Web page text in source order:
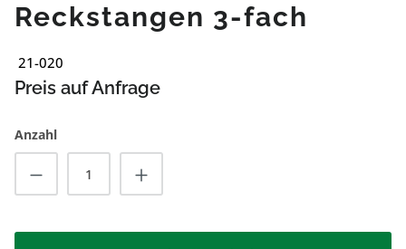
Reckstangen 3-fach
21-020
Preis auf Anfrage
Anzahl
Produkt Anzahl: Gib den gewünschten